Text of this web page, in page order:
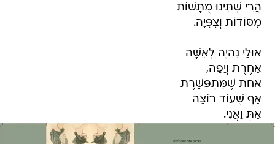
הֲרֵי שְׁתֵּינוּ מֻתָּשׁוֹת
מִסּוֹדוֹת וְצִפִּיָּה.
אוּלַי נִהְיֶה לְאִשָּׁה
אַחֶרֶת וְיָפָה,
אַחַת שֶׁמִּתְפַּשֶּׁרֶת
אַף שֶׁעוֹד רוֹצָה
אַתְּ וַאֲנִי.